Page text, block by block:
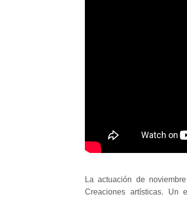
La actuación de
Creaciones artísticas. Un